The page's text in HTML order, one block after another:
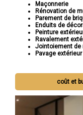
Maçonnerie
Rénovation de
Parement de
Enduits de
Peinture
Ravalement
Jointoiement de
Pavage
coût et